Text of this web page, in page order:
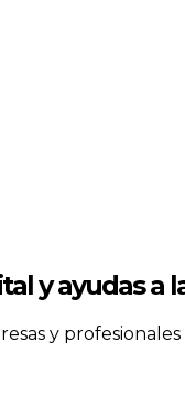
y ayudas a
y